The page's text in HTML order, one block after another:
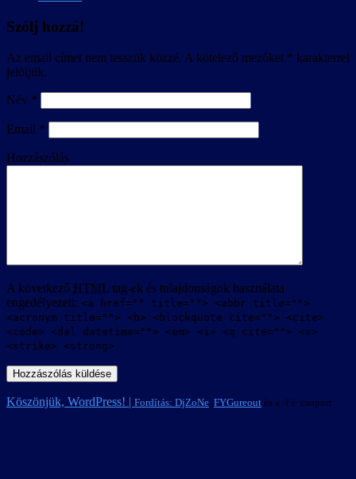
Szólj hozzá!
Az email címet nem tesszük közzé. A kötelező mezőket * karakterrel
jelöljük.
Név *
Email *
Hozzászólás
A következő HTML tag-ek és tulajdonságok használata
engedélyezett: <a href="" title=""> <abbr title="">
<acronym title=""> <b> <blockquote cite=""> <cite>
<code> <del datetime=""> <em> <i> <q cite=""> <s>
<strike> <strong>
Köszönjük, WordPress! | Fordítás: DjZoNe FYGureout és a ·f·i· csoport